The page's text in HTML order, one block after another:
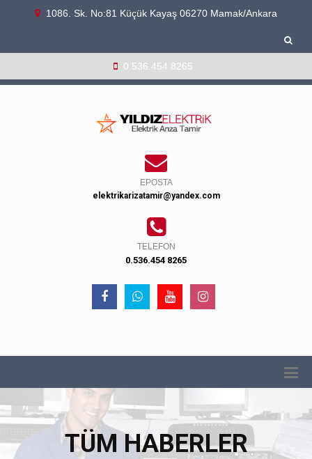
1086. Sk. No:81 Küçük Kayaş 06270 Mamak/Ankara
0.536.454 8265
EPOSTA
elektrikarizatamir@yandex.com
TELEFON
0.536.454 8265
TÜM HABERLER